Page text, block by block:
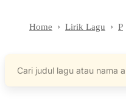
Home Lirik Lagu P